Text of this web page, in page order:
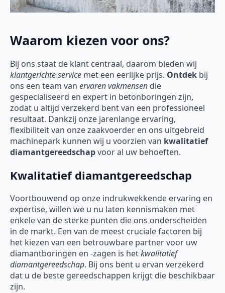
Waarom kiezen voor ons?
Bij ons staat de klant centraal, daarom bieden wij
klantgerichte service met een eerlijke prijs. Ontdek bij
ons een team van ervaren vakmensen die
gespecialiseerd en expert in betonboringen zijn,
zodat u altijd verzekerd bent van een professioneel
resultaat. Dankzij onze jarenlange ervaring,
flexibiliteit van onze zaakvoerder en ons uitgebreid
machinepark kunnen wij u voorzien van kwalitatief
diamantgereedschapvoor al uw behoeften.
Kwalitatief diamantgereedschap
Voortbouwend op onze indrukwekkende ervaring en
expertise, willen we u nu laten kennismaken met
enkele van de sterke punten die ons onderscheiden
in de markt. Een van de meest cruciale factoren bij
het kiezen van een betrouwbare partner voor uw
diamantboringen en -zagen is hetkwalitatief
diamantgereedschap. Bij ons bent u ervan verzekerd
dat u de beste gereedschappen krijgt die beschikbaar
zijn.